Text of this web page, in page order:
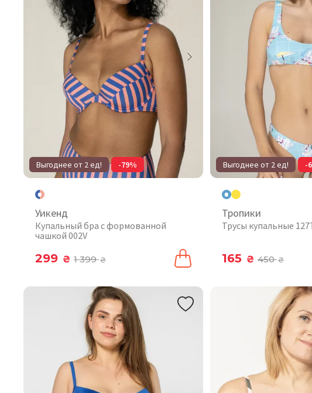
Выгоднее от 2 ед! -79%
Уикенд
Купальный бра с формованной
чашкой 002V
299 ₴ 1 399₴
Выгоднее от 2 ед! -
Тропики
Трусы купальные
165 ₴ 450₴